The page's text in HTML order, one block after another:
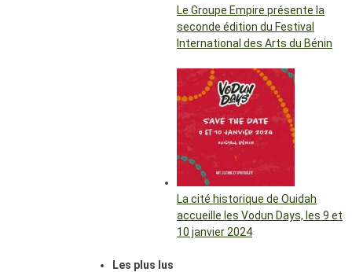
Le Groupe Empire présente la
seconde édition du Festival
International des Arts du Bénin
La cité historique de Ouidah
accueille les Vodun Days, les 9 et
10 janvier 2024
Les plus lus